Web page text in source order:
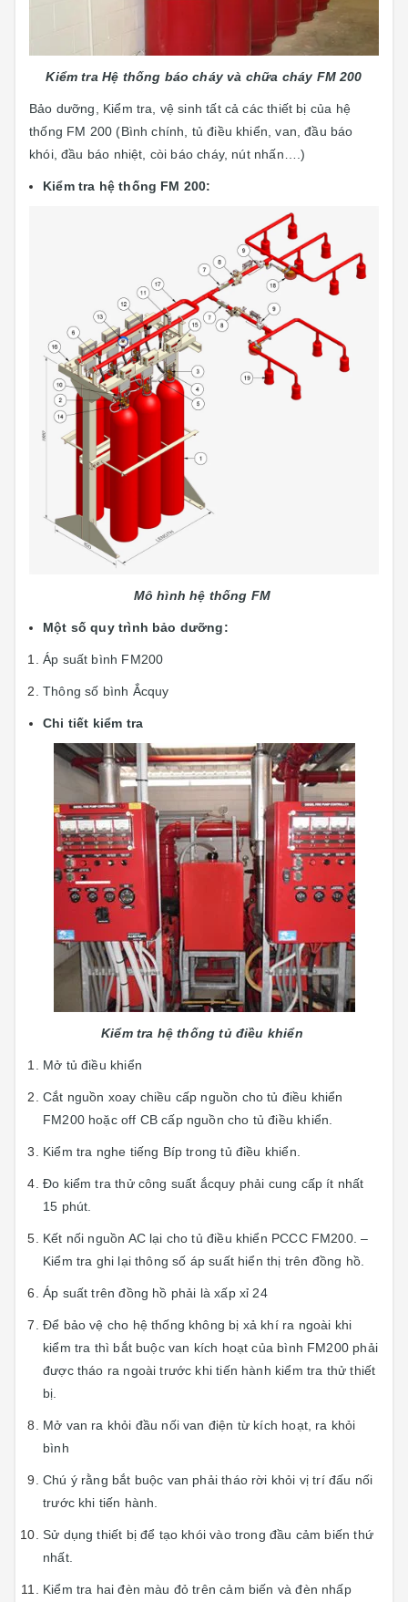
Kiểm tra Hệ thống báo cháy và chữa cháy FM 200
Bảo dưỡng, Kiểm tra, vệ sinh tất cả các thiết bị của hệ
thống FM 200 (Bình chính, tủ điều khiển, van, đầu báo
khói, đầu báo nhiệt, còi báo cháy, nút nhấn….)
Kiểm tra hệ thống FM 200:
Mô hình hệ thống FM
Một số quy trình bảo dưỡng:
Áp suất bình FM200
Thông số bình Ắcquy
Chi tiết kiểm tra
Kiểm tra hệ thống tủ điều khiển
Mở tủ điều khiển
Cắt nguồn xoay chiều cấp nguồn cho tủ điều khiển
FM200 hoặc off CB cấp nguồn cho tủ điều khiển.
Kiểm tra nghe tiếng Bíp trong tủ điều khiển.
Đo kiểm tra thử công suất ắcquy phải cung cấp ít nhất
15 phút.
Kết nối nguồn AC lại cho tủ điều khiển PCCC FM200. –
Kiểm tra ghi lại thông số áp suất hiển thị trên đồng hồ.
Áp suất trên đồng hồ phải là xấp xỉ 24
Để bảo vệ cho hệ thống không bị xả khí ra ngoài khi
kiểm tra thì bắt buộc van kích hoạt của bình FM200 phải
được tháo ra ngoài trước khi tiến hành kiểm tra thử thiết
bị.
Mở van ra khỏi đầu nối van điện từ kích hoạt, ra khỏi
bình
Chú ý rằng bắt buộc van phải tháo rời khỏi vị trí đấu nối
trước khi tiến hành.
Sử dụng thiết bị để tạo khói vào trong đầu cảm biến thứ
nhất.
Kiểm tra hai đèn màu đỏ trên cảm biến và đèn nhấp